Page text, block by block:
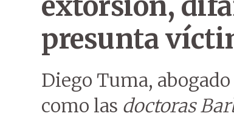
presunta
Diego Tuma,
como las doctoras